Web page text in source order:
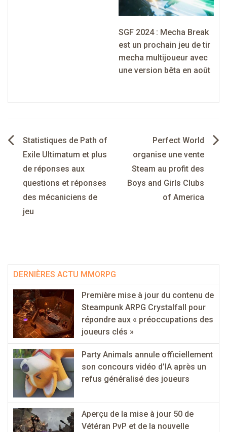
SGF 2024 : Mecha Break
est un prochain jeu de tir
mecha multijoueur avec
une version bêta en août
Navigation
de
l’article
Statistiques de Path of
Exile Ultimatum et plus
de réponses aux
questions et réponses
des mécaniciens de
jeu
Perfect World
organise une vente
Steam au profit des
Boys and Girls Clubs
of America
DERNIÈRES ACTU MMORPG
Première mise à jour du contenu de
Steampunk ARPG Crystalfall pour
répondre aux « préoccupations des
joueurs clés »
Party Animals annule officiellement
son concours vidéo d’IA après un
refus généralisé des joueurs
Aperçu de la mise à jour 50 de
Vétéran PvP et de la nouvelle